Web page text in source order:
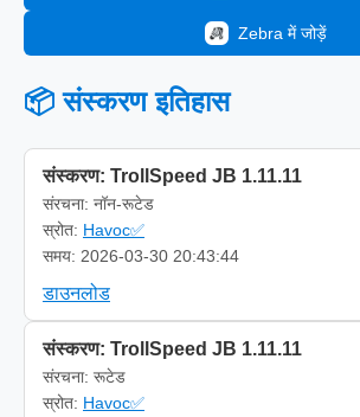
Zebra में जोड़ें
📦 संस्करण इतिहास
संस्करण: TrollSpeed JB 1.11.11
संरचना: नॉन-रूटेड
स्रोत: Havoc✅
समय: 2026-03-30 20:43:44
डाउनलोड
संस्करण: TrollSpeed JB 1.11.11
संरचना: रूटेड
स्रोत: Havoc✅